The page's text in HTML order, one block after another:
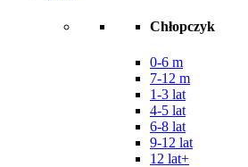
Chłopczyk
0-6 m
7-12 m
1-3 lat
4-5 lat
6-8 lat
9-12 lat
12 lat+